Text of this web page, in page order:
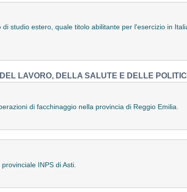
studio estero, quale titolo abilitante per l'esercizio in
LAVORO, DELLA SALUTE E DELLE
di facchinaggio nella provincia di Reggio Emilia.
INPS di Asti.